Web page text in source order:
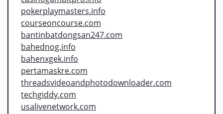
pokerplaymasters.info
courseoncourse.com
bantinbatdongsan247.com
bahednog.info
bahenxgek.info
pertamaskre.com
threadsvideoandphotodownloader.com
techgiddy.com
usalivenetwork.com